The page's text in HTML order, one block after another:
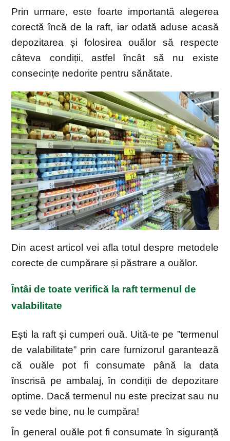
Prin urmare, este foarte importantă alegerea
corectă încă de la raft, iar odată aduse acasă
depozitarea și folosirea ouălor să respecte
câteva condiții, astfel încât să nu existe
consecințe nedorite pentru sănătate.
Din acest articol vei afla totul despre metodele
corecte de cumpărare și păstrare a ouălor.
Întâi de toate verifică la raft termenul de
valabilitate
Ești la raft și cumperi ouă. Uită-te pe ”termenul
de valabilitate” prin care furnizorul garantează
că ouăle pot fi consumate până la data
înscrisă pe ambalaj, în condiții de depozitare
optime. Dacă termenul nu este precizat sau nu
se vede bine, nu le cumpăra!
În general ouăle pot fi consumate în siguranță